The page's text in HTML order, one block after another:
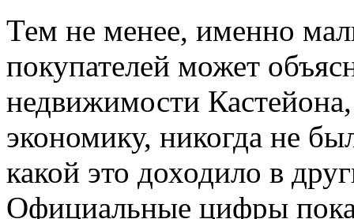
Тем не менее, именно
покупателей может
недвижимости
экономику, никогда не
какой это доходило в
Официальные цифры